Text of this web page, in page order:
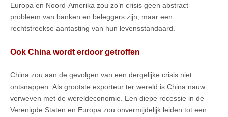
Europa en Noord-Amerika zou zo’n crisis geen abstract
probleem van banken en beleggers zijn, maar een
rechtstreekse aantasting van hun levensstandaard.
Ook China wordt erdoor getroffen
China zou aan de gevolgen van een dergelijke crisis niet
ontsnappen. Als grootste exporteur ter wereld is China nauw
verweven met de wereldeconomie. Een diepe recessie in de
Verenigde Staten en Europa zou onvermijdelijk leiden tot een